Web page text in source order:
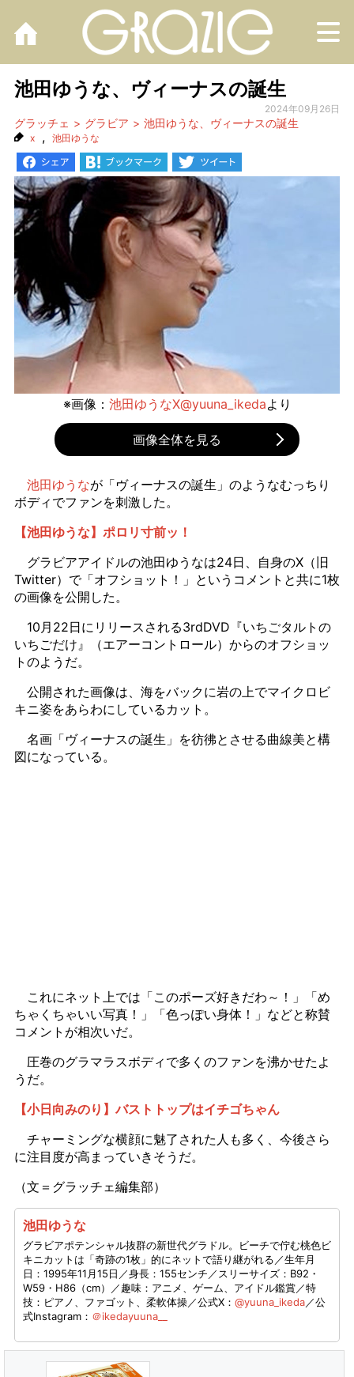
池田ゆうな、ヴィーナスの誕生
2024年09月26日
グラッチェ グラビア 池田ゆうな、ヴィーナスの誕生
x , 池田ゆうな
※画像： 池田ゆうなX@yuuna_ikedaより
画像全体を見る
池田ゆうなが「ヴィーナスの誕生」のようなむっちり
ボディでファンを刺激した。
【池田ゆうな】ポロリ寸前ッ！
グラビアアイドルの池田ゆうなは24日、自身のX（旧
Twitter）で「オフショット！」というコメントと共に1枚
の画像を公開した。
10月22日にリリースされる3rdDVD『いちごタルトの
いちごだけ』（エアーコントロール）からのオフショッ
トのようだ。
公開された画像は、海をバックに岩の上でマイクロビ
キニ姿をあらわにしているカット。
名画「ヴィーナスの誕生」を彷彿とさせる曲線美と構
図になっている。
これにネット上では「このポーズ好きだわ～！」「め
ちゃくちゃいい写真！」「色っぽい身体！」などと称賛
コメントが相次いだ。
圧巻のグラマラスボディで多くのファンを沸かせたよ
うだ。
【小日向みのり】バストトップはイチゴちゃん
チャーミングな横顔に魅了された人も多く、今後さら
に注目度が高まっていきそうだ。
（文＝グラッチェ編集部）
池田ゆうな
グラビアポテンシャル抜群の新世代グラドル。ビーチで佇む桃色ビ
キニカットは「奇跡の1枚」的にネットで語り継がれる／生年月
日：1995年11月15日／身長：155センチ／スリーサイズ：B92・
W59・H86（cm）／趣味：アニメ、ゲーム、アイドル鑑賞／特
技：ピアノ、ファゴット、柔軟体操／公式X： @yuuna_ikeda／公
式Instagram： ＠ikedayuuna__